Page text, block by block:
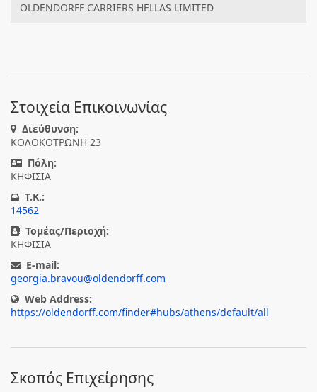
OLDENDORFF CARRIERS HELLAS LIMITED
Στοιχεία Επικοινωνίας
Διεύθυνση:
ΚΟΛΟΚΟΤΡΩΝΗ 23
Πόλη:
ΚΗΦΙΣΙΑ
T.K.:
14562
Τομέας/Περιοχή:
ΚΗΦΙΣΙΑ
E-mail:
georgia.bravou@oldendorff.com
Web Address:
https://oldendorff.com/finder#hubs/athens/default/all
Σκοπός Επιχείρησης